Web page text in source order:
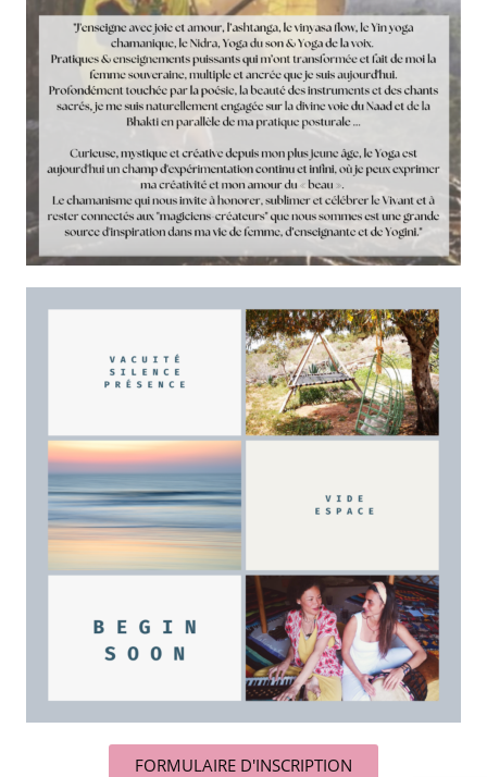
FORMULAIRE D'INSCRIPTION